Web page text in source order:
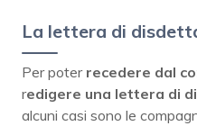
La lettera di
Per poter recedere dal
redigere una lettera di
alcuni casi sono le